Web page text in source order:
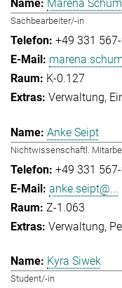
Marena
Sachbearbeiter/-in
+49 331
K-0.127
Verwaltung
Anke Seipt
Nichtwissenschaftl.
+49 331
anke.seipt@...
Z-1.063
Verwaltung
Kyra Siwek
Student/-in